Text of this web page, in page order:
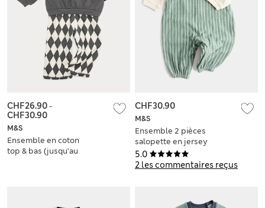
M&S
Ensemble en coton
top & bas (jusqu’au
CHF26.90-
CHF30.90
5.0
2 les commentaires reçus
M&S
Ensemble 2 pièces
salopette en jersey
100 % coton
(jusqu’au 3 ans)
CHF30.90